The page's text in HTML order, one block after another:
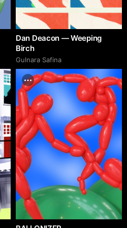
Dan Deacon — Weeping
Birch
Gulnara Safina